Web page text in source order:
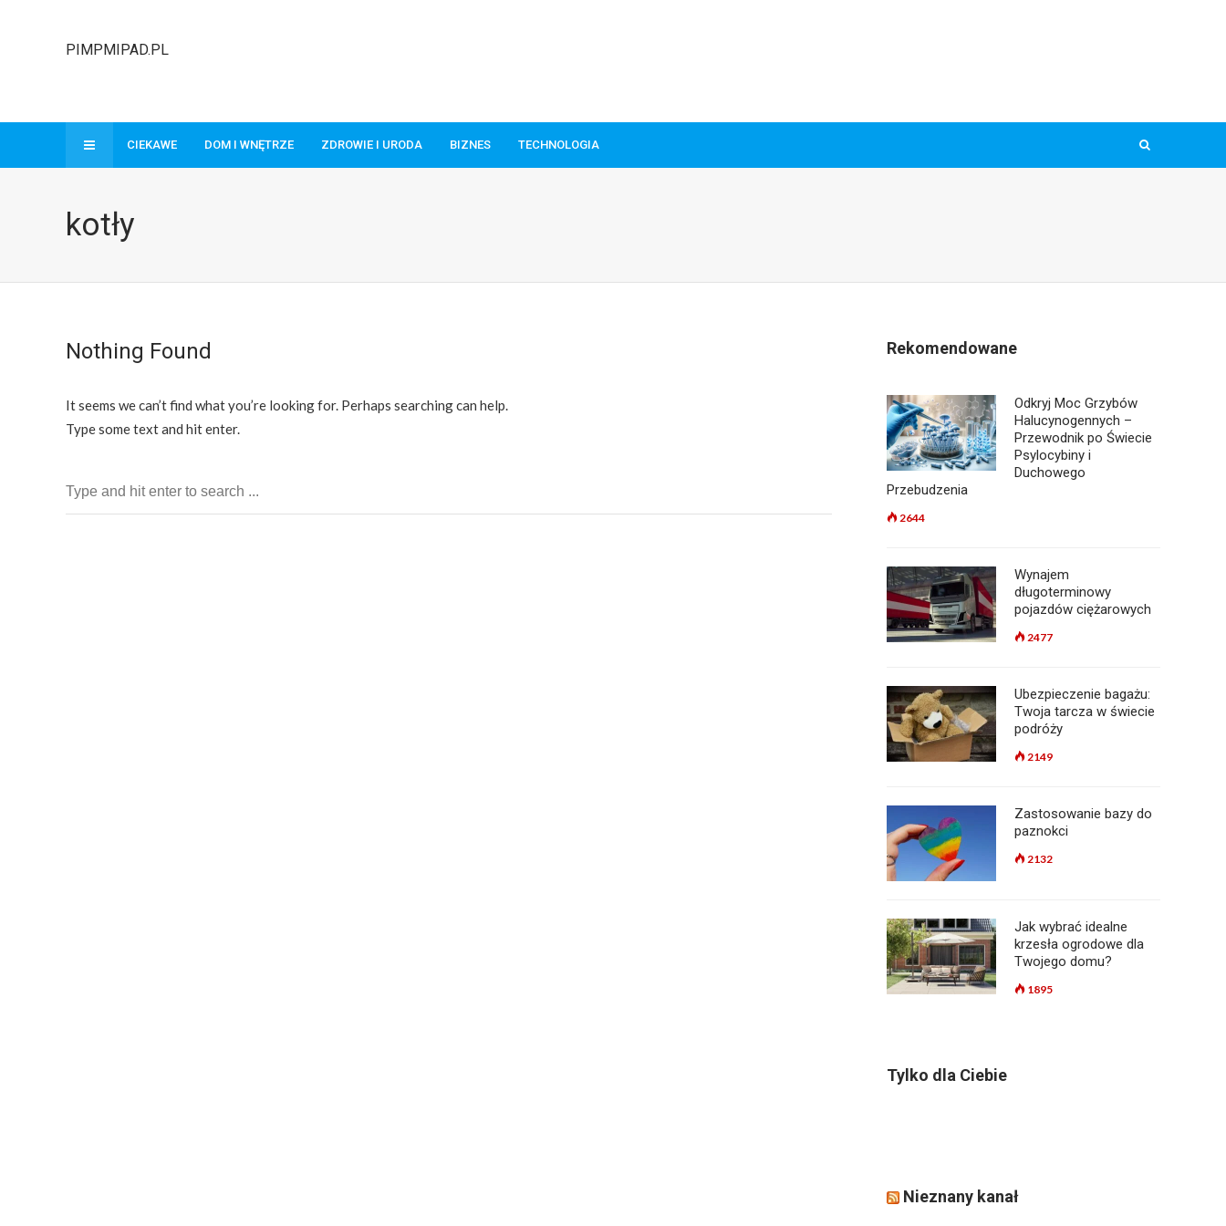
PIMPMIPAD.PL
CIEKAWE DOM I WNĘTRZE ZDROWIE I URODA BIZNES TECHNOLOGIA
kotły
Nothing Found
It seems we can’t find what you’re looking for. Perhaps searching can help.
Type some text and hit enter.
Rekomendowane
Odkryj Moc Grzybów
Halucynogennych –
Przewodnik po Świecie
Psylocybiny i
Duchowego
Przebudzenia
2644
Wynajem
długoterminowy
pojazdów ciężarowych
2477
Ubezpieczenie bagażu:
Twoja tarcza w świecie
podróży
2149
Zastosowanie bazy do
paznokci
2132
Jak wybrać idealne
krzesła ogrodowe dla
Twojego domu?
1895
Tylko dla Ciebie
Nieznany kanał